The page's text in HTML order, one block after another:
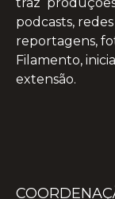
traz
podcasts,
reportagens,
Filamento,
extensão.